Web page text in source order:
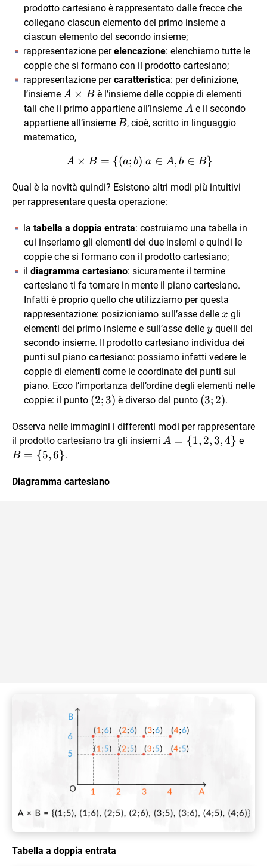
prodotto cartesiano è rappresentato dalle frecce che
collegano ciascun elemento del primo insieme a
ciascun elemento del secondo insieme;
rappresentazione perelencazione: elenchiamo tutte le
coppie che si formano con il prodotto cartesiano;
rappresentazione percaratteristica: per definizione,
l’insieme A
\times
B
A × Bè l’insieme delle coppie di elementi
tali che il primo appartiene all’insieme A
A e il secondo
appartiene all’insieme B
B, cioè, scritto in linguaggio
matematico,
A \times B = \{ (a; b) |
A × B = {(a; b) ∣a ∈ A, b ∈ B}
Qual è la novità quindi? Esistono altri modi più intuitivi
per rappresentare questa operazione:
la tabella a doppia entrata: costruiamo una tabella in
cui inseriamo gli elementi dei due insiemi e quindi le
coppie che si formano con il prodotto cartesiano;
il diagramma cartesiano: sicuramente il termine
cartesiano ti fa tornare in mente il piano cartesiano.
Infatti è proprio quello che utilizziamo per questa
rappresentazione: posizioniamo sull’asse delle x
x gli
elementi del primo insieme e sull’asse delle y
yquelli del
secondo insieme. Il prodotto cartesiano individua dei
punti sul piano cartesiano: possiamo infatti vedere le
coppie di elementi come le coordinate dei punti sul
piano. Ecco l’importanza dell’ordine degli elementi nelle
coppie: il punto (2;3)
(2;3) è diverso dal punto (3;
(3; 2).
Osserva nelle immagini i differenti modi per rappresentare
il prodotto cartesiano tra gli insiemi A = \
A = {1, 2,3, 4} e
B = {5,6}.
Diagramma cartesiano
Tabella a doppia entrata